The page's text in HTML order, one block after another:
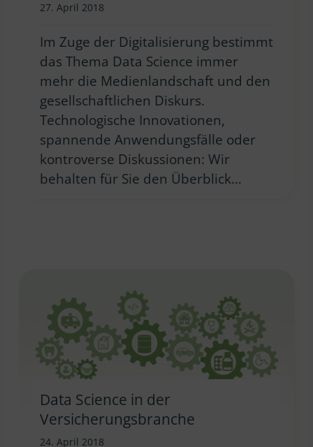
27. April 2018
Im Zuge der Digitalisierung bestimmt
das Thema Data Science immer
mehr die Medienlandschaft und den
gesellschaftlichen Diskurs.
Technologische Innovationen,
spannende Anwendungsfälle oder
kontroverse Diskussionen: Wir
behalten für Sie den Überblick…
Data Science in der
Versicherungsbranche
24. April 2018